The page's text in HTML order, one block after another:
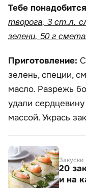
Тебе
творога, 3 ст.л.
зелени, 50 г
Приготовление:
зелень, специи,
масло. Разрежь
удали
массой. Укрась
Закуски
20
и на